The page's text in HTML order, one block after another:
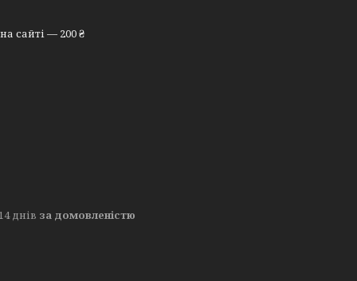
сайті — 200 ₴
днів за домовленістю